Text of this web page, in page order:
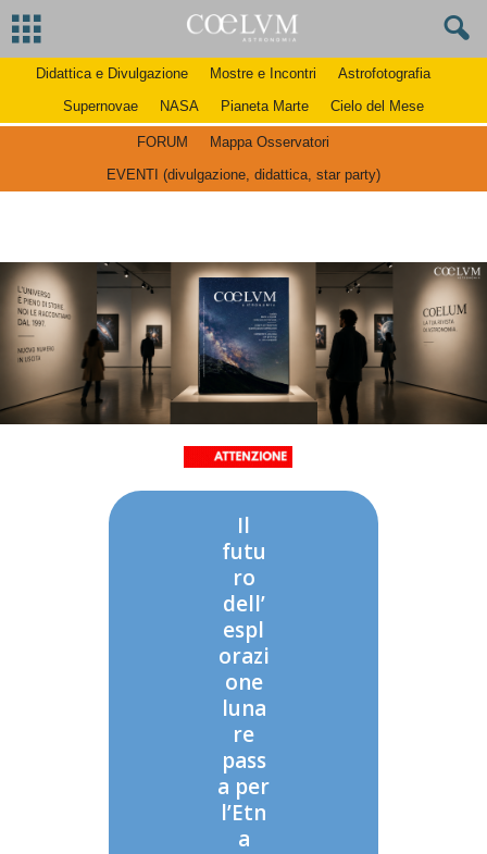
Didattica e Divulgazione Mostre e Incontri
Astrofotografia
Supernovae
NASA Pianeta Marte Cielo del Mese
FORUM
Mappa Osservatori
EVENTI (divulgazione, didattica, star party)
Il
futu
ro
dell’
espl
orazi
one
luna
re
pass
a per
l’Etn
a